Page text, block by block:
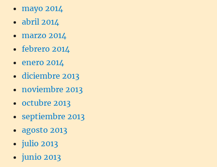
mayo 2014
abril 2014
marzo 2014
febrero 2014
enero 2014
diciembre 2013
noviembre 2013
octubre 2013
septiembre 2013
agosto 2013
julio 2013
junio 2013